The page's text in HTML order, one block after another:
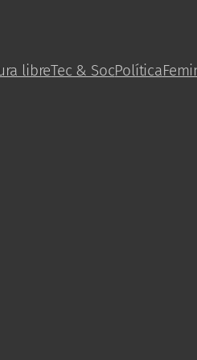
libreTec & SocPolítica